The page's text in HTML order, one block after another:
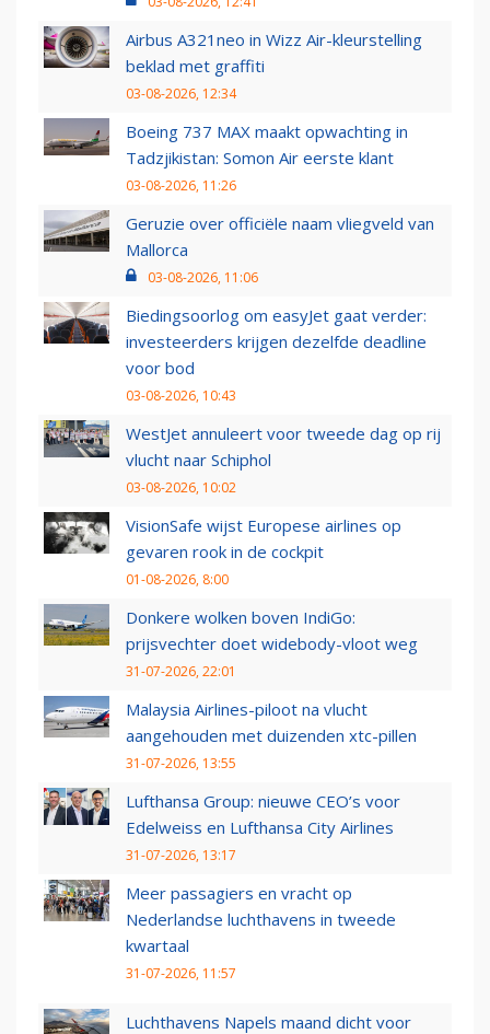
Airbus A321neo in Wizz Air-kleurstelling
beklad met graffiti
03-08-2026, 12:34
Boeing 737 MAX maakt opwachting in
Tadzjikistan: Somon Air eerste klant
03-08-2026, 11:26
Geruzie over officiële naam vliegveld van
Mallorca
03-08-2026, 11:06
Biedingsoorlog om easyJet gaat verder:
investeerders krijgen dezelfde deadline
voor bod
03-08-2026, 10:43
WestJet annuleert voor tweede dag op rij
vlucht naar Schiphol
03-08-2026, 10:02
VisionSafe wijst Europese airlines op
gevaren rook in de cockpit
01-08-2026, 8:00
Donkere wolken boven IndiGo:
prijsvechter doet widebody-vloot weg
31-07-2026, 22:01
Malaysia Airlines-piloot na vlucht
aangehouden met duizenden xtc-pillen
31-07-2026, 13:55
Lufthansa Group: nieuwe CEO’s voor
Edelweiss en Lufthansa City Airlines
31-07-2026, 13:17
Meer passagiers en vracht op
Nederlandse luchthavens in tweede
kwartaal
31-07-2026, 11:57
Luchthavens Napels maand dicht voor